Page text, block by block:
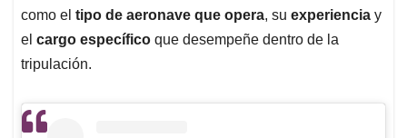
como el tipo de aeronave que opera, su experiencia y
el cargo específico que desempeñe dentro de la
tripulación.